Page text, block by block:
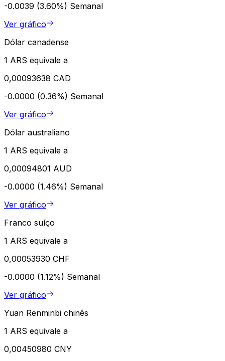
-0.0039 (3.60%) Semanal
Ver gráfico
Dólar canadense
1 ARS equivale a
0,00093638 CAD
-0.0000 (0.36%) Semanal
Ver gráfico
Dólar australiano
1 ARS equivale a
0,00094801 AUD
-0.0000 (1.46%) Semanal
Ver gráfico
Franco suíço
1 ARS equivale a
0,00053930 CHF
-0.0000 (1.12%) Semanal
Ver gráfico
Yuan Renminbi chinês
1 ARS equivale a
0,00450980 CNY